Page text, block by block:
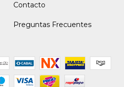
Contacto
Preguntas Frecuentes